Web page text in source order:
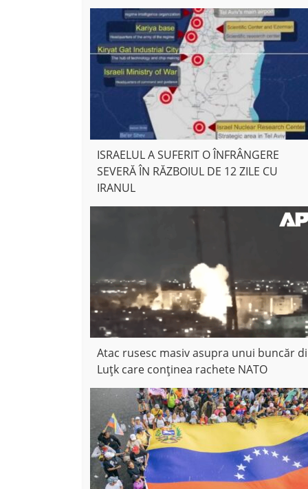
ISRAELUL A SUFERIT O ÎNFRÂNGERE
SEVERĂ ÎN RĂZBOIUL DE 12 ZILE CU
IRANUL
Atac rusesc masiv asupra unui buncăr
Luțk care conținea rachete NATO